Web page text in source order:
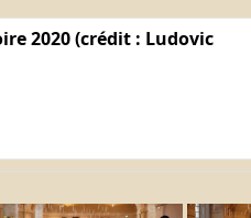
2020 (crédit : Ludovic